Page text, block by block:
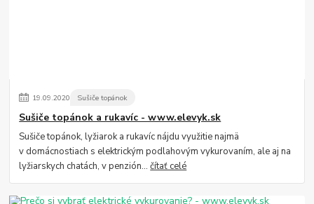
19.09.2020 Sušiče topánok
Sušiče topánok a rukavíc - www.elevyk.sk
Sušiče topánok, lyžiarok a rukavíc nájdu využitie najmä
v domácnostiach s elektrickým podlahovým vykurovaním, ale aj na
lyžiarskych chatách, v penzión...čítať celé